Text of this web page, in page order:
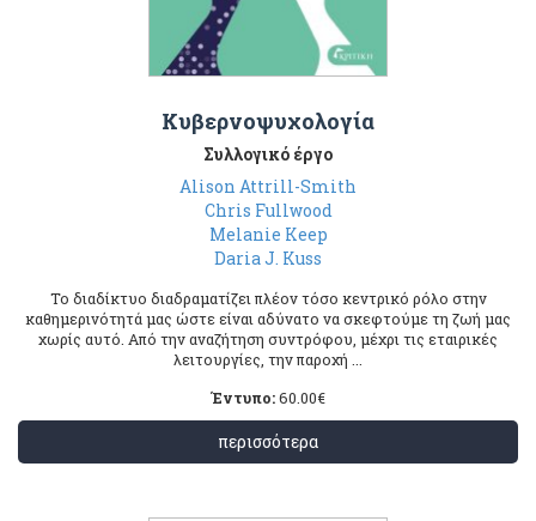
Κυβερνοψυχολογία
Συλλογικό έργο
Alison Attrill-Smith
Chris Fullwood
Melanie Keep
Daria J. Kuss
Το διαδίκτυο διαδραματίζει πλέον τόσο κεντρικό ρόλο στην
καθημερινότητά μας ώστε είναι αδύνατο να σκεφτούμε τη ζωή μας
χωρίς αυτό. Από την αναζήτηση συντρόφου, μέχρι τις εταιρικές
λειτουργίες, την παροχή ...
Έντυπο:60.00€
περισσότερα